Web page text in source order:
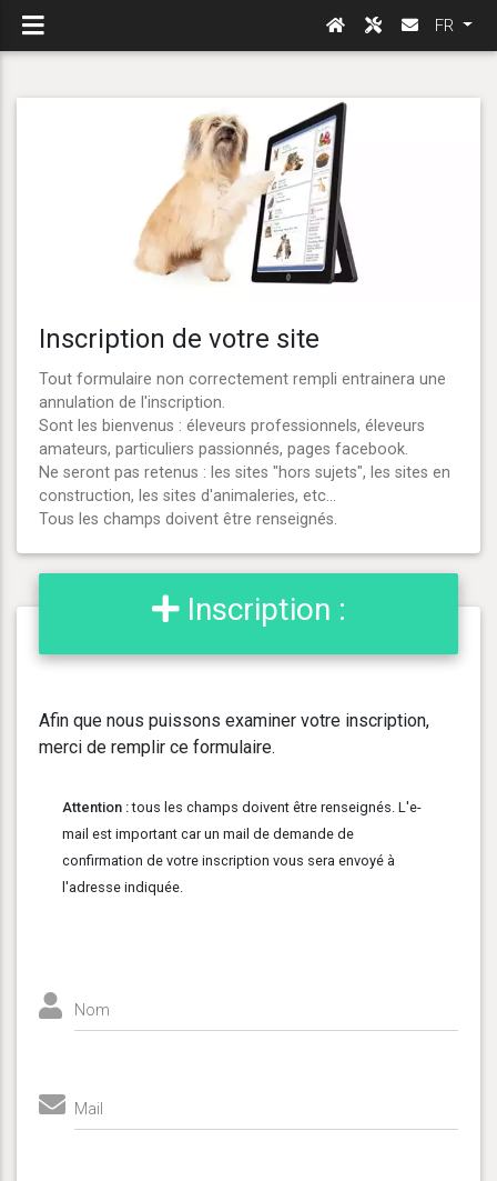
FR
Inscription de votre site
Tout formulaire non correctement rempli entrainera une
annulation de l'inscription.
Sont les bienvenus : éleveurs professionnels, éleveurs
amateurs, particuliers passionnés, pages facebook.
Ne seront pas retenus : les sites "hors sujets", les sites en
construction, les sites d'animaleries, etc...
Tous les champs doivent être renseignés.
Inscription :
Afin que nous puissons examiner votre inscription,
merci de remplir ce formulaire.
Attention :tous les champs doivent être renseignés. L'e-
mail est important car un mail de demande de
confirmation de votre inscription vous sera envoyé à
l'adresse indiquée.
Nom
Mail